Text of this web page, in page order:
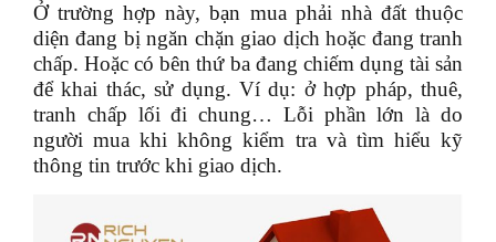
Ở trường hợp này, bạn mua phải nhà đất thuộc
diện đang bị ngăn chặn giao dịch hoặc đang tranh
chấp. Hoặc có bên thứ ba đang chiếm dụng tài sản
để khai thác, sử dụng. Ví dụ: ở hợp pháp, thuê,
tranh chấp lối đi chung… Lỗi phần lớn là do
người mua khi không kiểm tra và tìm hiểu kỹ
thông tin trước khi giao dịch.